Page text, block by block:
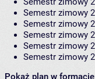
Semestr zimowy
Semestr zimowy
Semestr zimowy
Semestr zimowy
Semestr zimowy
Pokaż plan w